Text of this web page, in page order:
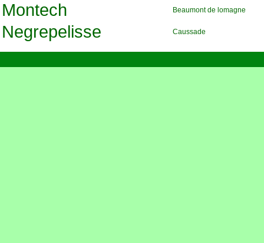
Montech Beaumont de lomagne
Negrepelisse Caussade